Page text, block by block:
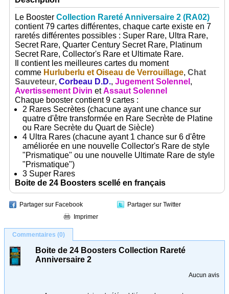
Le Booster Collection Rareté Anniversaire 2 (RA02)
contient 79 cartes différentes, chaque carte existe en 7
raretés différentes possibles : Super Rare, Ultra Rare,
Secret Rare, Quarter Century Secret Rare, Platinum
Secret Rare, Collector's Rare et Ultimate Rare.
Il contient les meilleures cartes du moment
comme Hurluberlu et Oiseau de Verrouillage, Chat
Sauveteur, Corbeau D.D., Jugement Solennel ,
Avertissement Divin etAssaut Solennel
Chaque booster contient 9 cartes :
2 Rares Secrètes (chacune ayant une chance sur
quatre d'être transformée en Rare Secrète de Platine
ou Rare Secrète du Quart de Siècle)
4 Ultra Rares (chacune ayant 1 chance sur 6 d'être
améliorée en une nouvelle Collector's Rare de style
"Prismatique" ou une nouvelle Ultimate Rare de style
"Prismatique")
3 Super Rares
Boite de 24 Boosters scellé en français
Partager sur Facebook
Partager sur Twitter
Imprimer
Commentaires (0)
Boite de 24 Boosters Collection Rareté
Anniversaire 2
Aucun avis